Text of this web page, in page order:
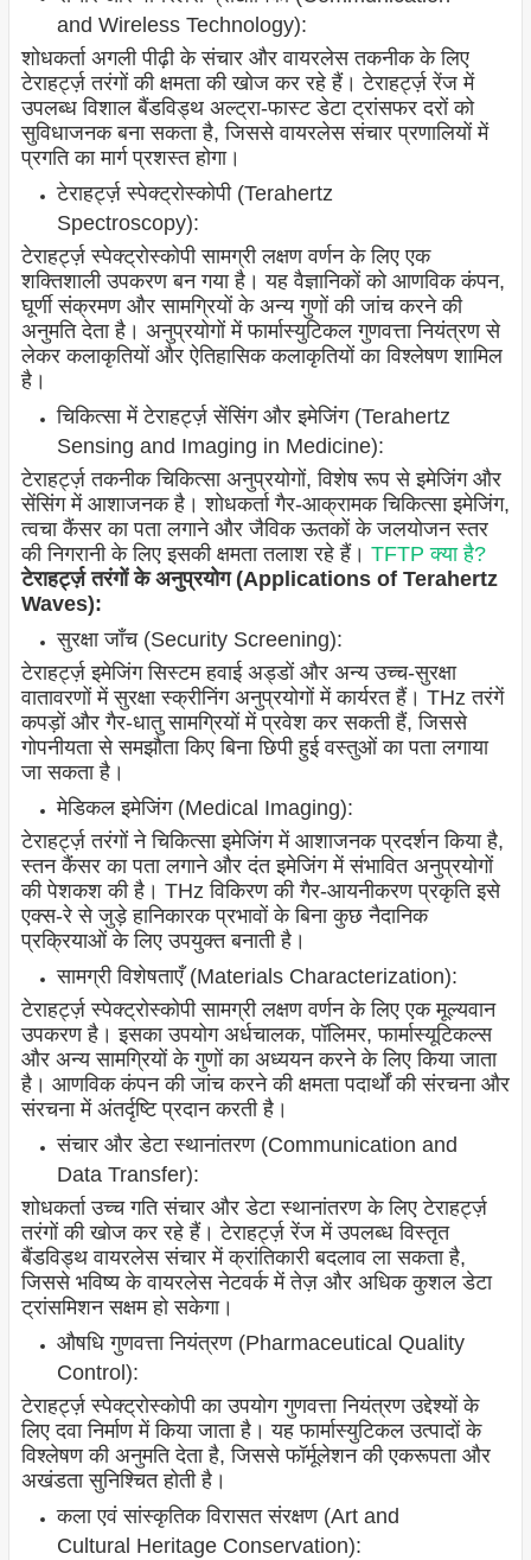
and Wireless Technology):
शोधकर्ता अगली पीढ़ी के संचार और वायरलेस तकनीक के लिए
टेराहर्ट्ज़ तरंगों की क्षमता की खोज कर रहे हैं। टेराहर्ट्ज़ रेंज में
उपलब्ध विशाल बैंडविड्थ अल्ट्रा-फास्ट डेटा ट्रांसफर दरों को
सुविधाजनक बना सकता है, जिससे वायरलेस संचार प्रणालियों में
प्रगति का मार्ग प्रशस्त होगा।
टेराहर्ट्ज़ स्पेक्ट्रोस्कोपी (Terahertz
Spectroscopy):
टेराहर्ट्ज़ स्पेक्ट्रोस्कोपी सामग्री लक्षण वर्णन के लिए एक
शक्तिशाली उपकरण बन गया है। यह वैज्ञानिकों को आणविक कंपन,
घूर्णी संक्रमण और सामग्रियों के अन्य गुणों की जांच करने की
अनुमति देता है। अनुप्रयोगों में फार्मास्युटिकल गुणवत्ता नियंत्रण से
लेकर कलाकृतियों और ऐतिहासिक कलाकृतियों का विश्लेषण शामिल
है।
चिकित्सा में टेराहर्ट्ज़ सेंसिंग और इमेजिंग (Terahertz
Sensing and Imaging in Medicine):
टेराहर्ट्ज़ तकनीक चिकित्सा अनुप्रयोगों, विशेष रूप से इमेजिंग और
सेंसिंग में आशाजनक है। शोधकर्ता गैर-आक्रामक चिकित्सा इमेजिंग,
त्वचा कैंसर का पता लगाने और जैविक ऊतकों के जलयोजन स्तर
की निगरानी के लिए इसकी क्षमता तलाश रहे हैं। TFTP क्या है?
टेराहर्ट्ज़ तरंगों के अनुप्रयोग (Applications of Terahertz
Waves):
सुरक्षा जाँच (Security Screening):
टेराहर्ट्ज़ इमेजिंग सिस्टम हवाई अड्डों और अन्य उच्च-सुरक्षा
वातावरणों में सुरक्षा स्क्रीनिंग अनुप्रयोगों में कार्यरत हैं। THz तरंगें
कपड़ों और गैर-धातु सामग्रियों में प्रवेश कर सकती हैं, जिससे
गोपनीयता से समझौता किए बिना छिपी हुई वस्तुओं का पता लगाया
जा सकता है।
मेडिकल इमेजिंग (Medical Imaging):
टेराहर्ट्ज़ तरंगों ने चिकित्सा इमेजिंग में आशाजनक प्रदर्शन किया है,
स्तन कैंसर का पता लगाने और दंत इमेजिंग में संभावित अनुप्रयोगों
की पेशकश की है। THz विकिरण की गैर-आयनीकरण प्रकृति इसे
एक्स-रे से जुड़े हानिकारक प्रभावों के बिना कुछ नैदानिक
प्रक्रियाओं के लिए उपयुक्त बनाती है।
सामग्री विशेषताएँ (Materials Characterization):
टेराहर्ट्ज़ स्पेक्ट्रोस्कोपी सामग्री लक्षण वर्णन के लिए एक मूल्यवान
उपकरण है। इसका उपयोग अर्धचालक, पॉलिमर, फार्मास्यूटिकल्स
और अन्य सामग्रियों के गुणों का अध्ययन करने के लिए किया जाता
है। आणविक कंपन की जांच करने की क्षमता पदार्थों की संरचना और
संरचना में अंतर्दृष्टि प्रदान करती है।
संचार और डेटा स्थानांतरण (Communication and
Data Transfer):
शोधकर्ता उच्च गति संचार और डेटा स्थानांतरण के लिए टेराहर्ट्ज़
तरंगों की खोज कर रहे हैं। टेराहर्ट्ज़ रेंज में उपलब्ध विस्तृत
बैंडविड्थ वायरलेस संचार में क्रांतिकारी बदलाव ला सकता है,
जिससे भविष्य के वायरलेस नेटवर्क में तेज़ और अधिक कुशल डेटा
ट्रांसमिशन सक्षम हो सकेगा।
औषधि गुणवत्ता नियंत्रण (Pharmaceutical Quality
Control):
टेराहर्ट्ज़ स्पेक्ट्रोस्कोपी का उपयोग गुणवत्ता नियंत्रण उद्देश्यों के
लिए दवा निर्माण में किया जाता है। यह फार्मास्युटिकल उत्पादों के
विश्लेषण की अनुमति देता है, जिससे फॉर्मूलेशन की एकरूपता और
अखंडता सुनिश्चित होती है।
कला एवं सांस्कृतिक विरासत संरक्षण (Art and
Cultural Heritage Conservation):